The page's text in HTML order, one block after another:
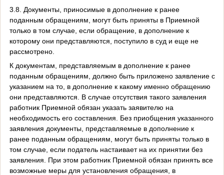
3.8. Документы, приносимые в дополнение к ранее
поданным обращениям, могут быть приняты в Приемной
только в том случае, если обращение, в дополнение к
которому они представляются, поступило в суд и еще не
рассмотрено.
К документам, представляемым в дополнение к ранее
поданным обращениям, должно быть приложено заявление с
указанием на то, в дополнение к какому именно обращению
они представляются. В случае отсутствия такого заявления
работник Приемной обязан указать заявителю на
необходимость его составления. Без приобщения указанного
заявления документы, представляемые в дополнение к
ранее поданным обращениям, могут быть приняты только в
том случае, если податель настаивает на их принятии без
заявления. При этом работник Приемной обязан принять все
возможные меры для установления обращения, в